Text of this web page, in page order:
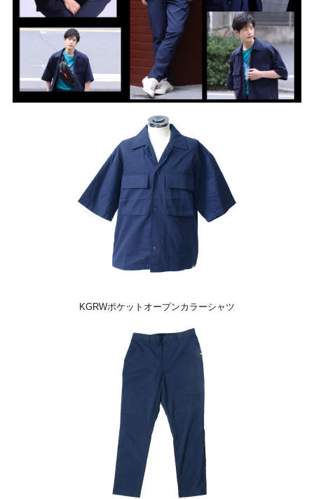
KGRWポケットオープンカラーシャツ